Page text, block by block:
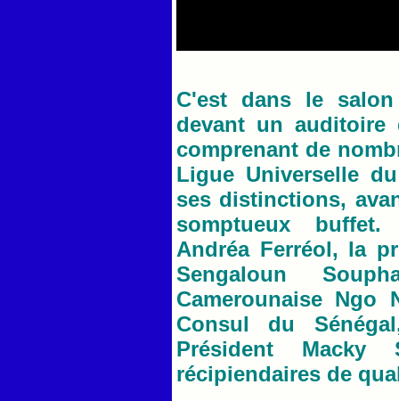
C'est dans le
devant un auditoire
comprenant de
Ligue Universelle
ses distinctions,
somptueux
Andréa Ferréol, la
Sengaloun
Camerounaise Ngo
Consul du
Président
récipiendaires de